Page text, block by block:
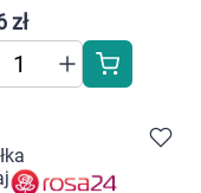
do Twoich
w
zł